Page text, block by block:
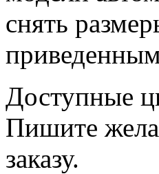
снять
Доступные
Пишите
заказу.